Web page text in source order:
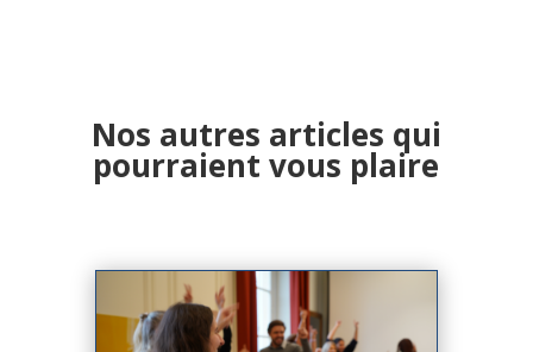
Nos autres articles qui
pourraient vous plaire